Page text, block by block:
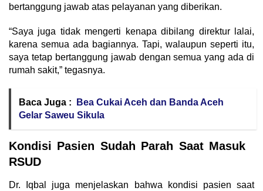
bertanggung jawab atas pelayanan yang diberikan.
“Saya juga tidak mengerti kenapa dibilang direktur lalai,
karena semua ada bagiannya. Tapi, walaupun seperti itu,
saya tetap bertanggung jawab dengan semua yang ada di
rumah sakit,” tegasnya.
Baca Juga :
Bea Cukai Aceh dan Banda Aceh
Gelar Saweu Sikula
Kondisi Pasien Sudah Parah Saat Masuk
RSUD
Dr. Iqbal juga menjelaskan bahwa kondisi pasien saat